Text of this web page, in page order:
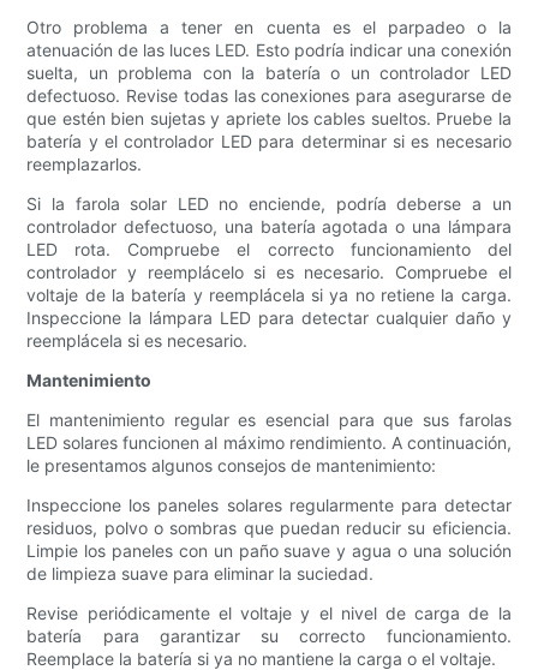
Otro problema a tener en cuenta es el parpadeo o la
atenuación de las luces LED. Esto podría indicar una conexión
suelta, un problema con la batería o un controlador LED
defectuoso. Revise todas las conexiones para asegurarse de
que estén bien sujetas y apriete los cables sueltos. Pruebe la
batería y el controlador LED para determinar si es necesario
reemplazarlos.
Si la farola solar LED no enciende, podría deberse a un
controlador defectuoso, una batería agotada o una lámpara
LED rota. Compruebe el correcto funcionamiento del
controlador y reemplácelo si es necesario. Compruebe el
voltaje de la batería y reemplácela si ya no retiene la carga.
Inspeccione la lámpara LED para detectar cualquier daño y
reemplácela si es necesario.
Mantenimiento
El mantenimiento regular es esencial para que sus farolas
LED solares funcionen al máximo rendimiento. A continuación,
le presentamos algunos consejos de mantenimiento:
Inspeccione los paneles solares regularmente para detectar
residuos, polvo o sombras que puedan reducir su eficiencia.
Limpie los paneles con un paño suave y agua o una solución
de limpieza suave para eliminar la suciedad.
Revise periódicamente el voltaje y el nivel de carga de la
batería para garantizar su correcto funcionamiento.
Reemplace la batería si ya no mantiene la carga o el voltaje.